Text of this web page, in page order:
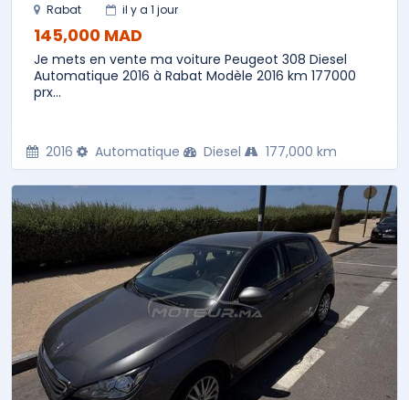
Rabat il y a 1 jour
145,000 MAD
Je mets en vente ma voiture Peugeot 308 Diesel
Automatique 2016 à Rabat Modèle 2016 km 177000
prx...
2016 Automatique Diesel 177,000 km